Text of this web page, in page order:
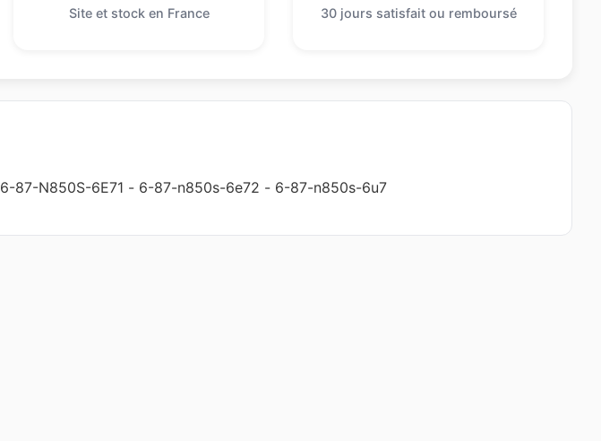
Site et stock en France 30 jours satisfait ou remboursé
6-87-N850S-6E71 - 6-87-n850s-6e72 - 6-87-n850s-6u7